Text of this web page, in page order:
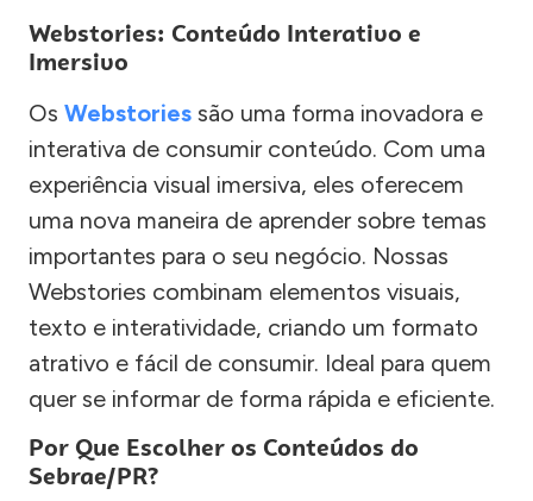
Webstories: Conteúdo Interativo e
Imersivo
Os Webstories são uma forma inovadora e
interativa de consumir conteúdo. Com uma
experiência visual imersiva, eles oferecem
uma nova maneira de aprender sobre temas
importantes para o seu negócio. Nossas
Webstories combinam elementos visuais,
texto e interatividade, criando um formato
atrativo e fácil de consumir. Ideal para quem
quer se informar de forma rápida e eficiente.
Por Que Escolher os Conteúdos do
Sebrae/PR?